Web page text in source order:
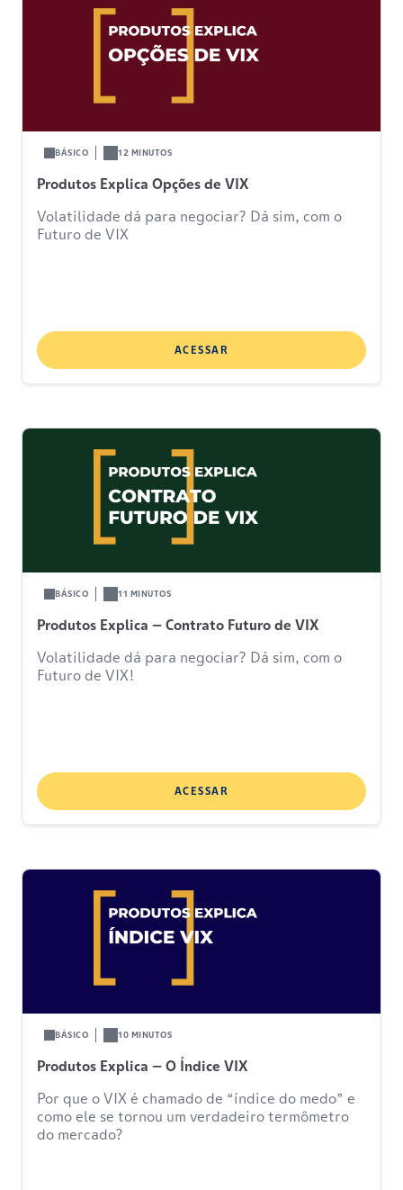
BÁSICO 12 MINUTOS
Produtos Explica Opções de VIX
Volatilidade dá para negociar? Dá sim, com o
Futuro de VIX
ACESSAR
BÁSICO 11 MINUTOS
Produtos Explica – Contrato Futuro de VIX
Volatilidade dá para negociar? Dá sim, com o
Futuro de VIX!
ACESSAR
BÁSICO 10 MINUTOS
Produtos Explica – O Índice VIX
Por que o VIX é chamado de “índice do medo” e
como ele se tornou um verdadeiro termômetro
do mercado?